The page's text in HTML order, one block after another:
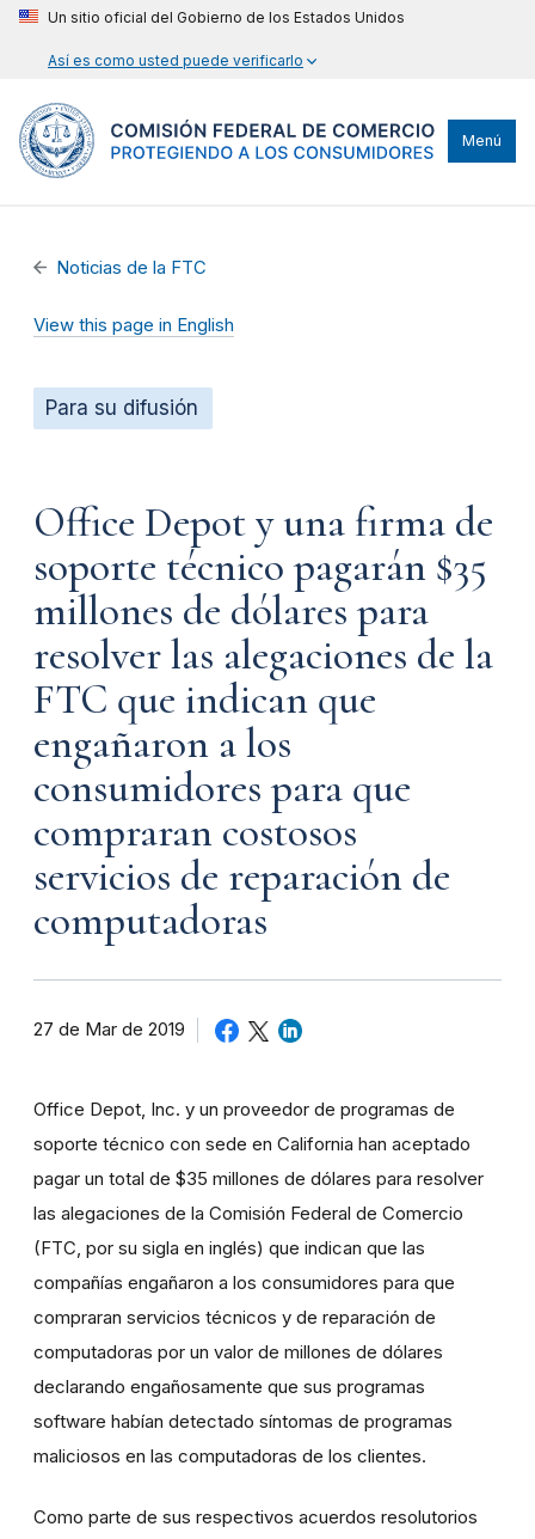
Un sitio oficial del Gobierno de los Estados Unidos
Así es como usted puede verificarlo
Menú
Noticias de la FTC
View this page in English
Para su difusión
Office Depot y una firma de
soporte técnico pagarán $35
millones de dólares para
resolver las alegaciones de la
FTC que indican que
engañaron a los
consumidores para que
compraran costosos
servicios de reparación de
computadoras
27 de Mar de 2019
Office Depot, Inc. y un proveedor de programas de
soporte técnico con sede en California han aceptado
pagar un total de $35 millones de dólares para resolver
las alegaciones de la Comisión Federal de Comercio
(FTC, por su sigla en inglés) que indican que las
compañías engañaron a los consumidores para que
compraran servicios técnicos y de reparación de
computadoras por un valor de millones de dólares
declarando engañosamente que sus programas
software habían detectado síntomas de programas
maliciosos en las computadoras de los clientes.
Como parte de sus respectivos acuerdos resolutorios